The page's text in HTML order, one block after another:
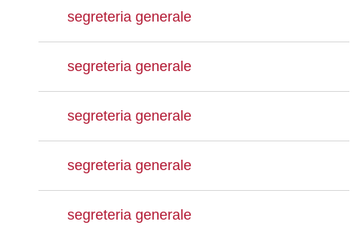
segreteria generale
segreteria generale
segreteria generale
segreteria generale
segreteria generale